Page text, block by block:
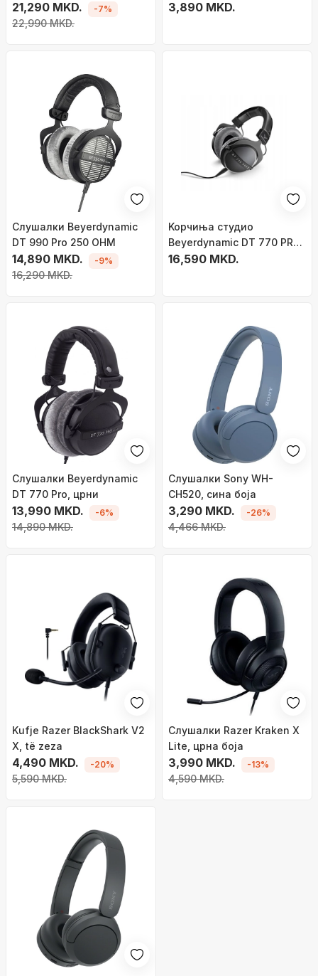
21,290 MKD.
22,990 MKD.
-7% црни
3,890 MKD.
Слушалки Beyerdynamic
DT 990 Pro 250 OHM
14,890 MKD.
16,290 MKD.
-9%
Kopчиња студио
Beyerdynamic DT 770 PRO
X, over ear, 48 Ohm, црни
16,590 MKD.
Слушалки Beyerdynamic
DT 770 Pro, црни
13,990 MKD.
14,890 MKD.
-6%
Слушалки Sony WH-
CH520, сина боја
3,290 MKD.
4,466 MKD.
-26%
Kufje Razer BlackShark V2
X, të zeza
4,490 MKD.
5,590 MKD.
-20%
Слушалки Razer Kraken X
Lite, црна боја
3,990 MKD.
4,590 MKD.
-13%